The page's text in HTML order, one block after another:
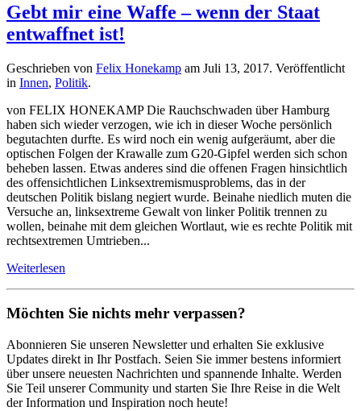
Gebt mir eine Waffe – wenn der Staat
entwaffnet ist!
Geschrieben von Felix Honekamp am Juli 13, 2017. Veröffentlicht
in Innen, Politik.
von FELIX HONEKAMP Die Rauchschwaden über Hamburg
haben sich wieder verzogen, wie ich in dieser Woche persönlich
begutachten durfte. Es wird noch ein wenig aufgeräumt, aber die
optischen Folgen der Krawalle zum G20-Gipfel werden sich schon
beheben lassen. Etwas anderes sind die offenen Fragen hinsichtlich
des offensichtlichen Linksextremismusproblems, das in der
deutschen Politik bislang negiert wurde. Beinahe niedlich muten die
Versuche an, linksextreme Gewalt von linker Politik trennen zu
wollen, beinahe mit dem gleichen Wortlaut, wie es rechte Politik mit
rechtsextremen Umtrieben...
Weiterlesen
Möchten Sie nichts mehr verpassen?
Abonnieren Sie unseren Newsletter und erhalten Sie exklusive
Updates direkt in Ihr Postfach. Seien Sie immer bestens informiert
über unsere neuesten Nachrichten und spannende Inhalte. Werden
Sie Teil unserer Community und starten Sie Ihre Reise in die Welt
der Information und Inspiration noch heute!